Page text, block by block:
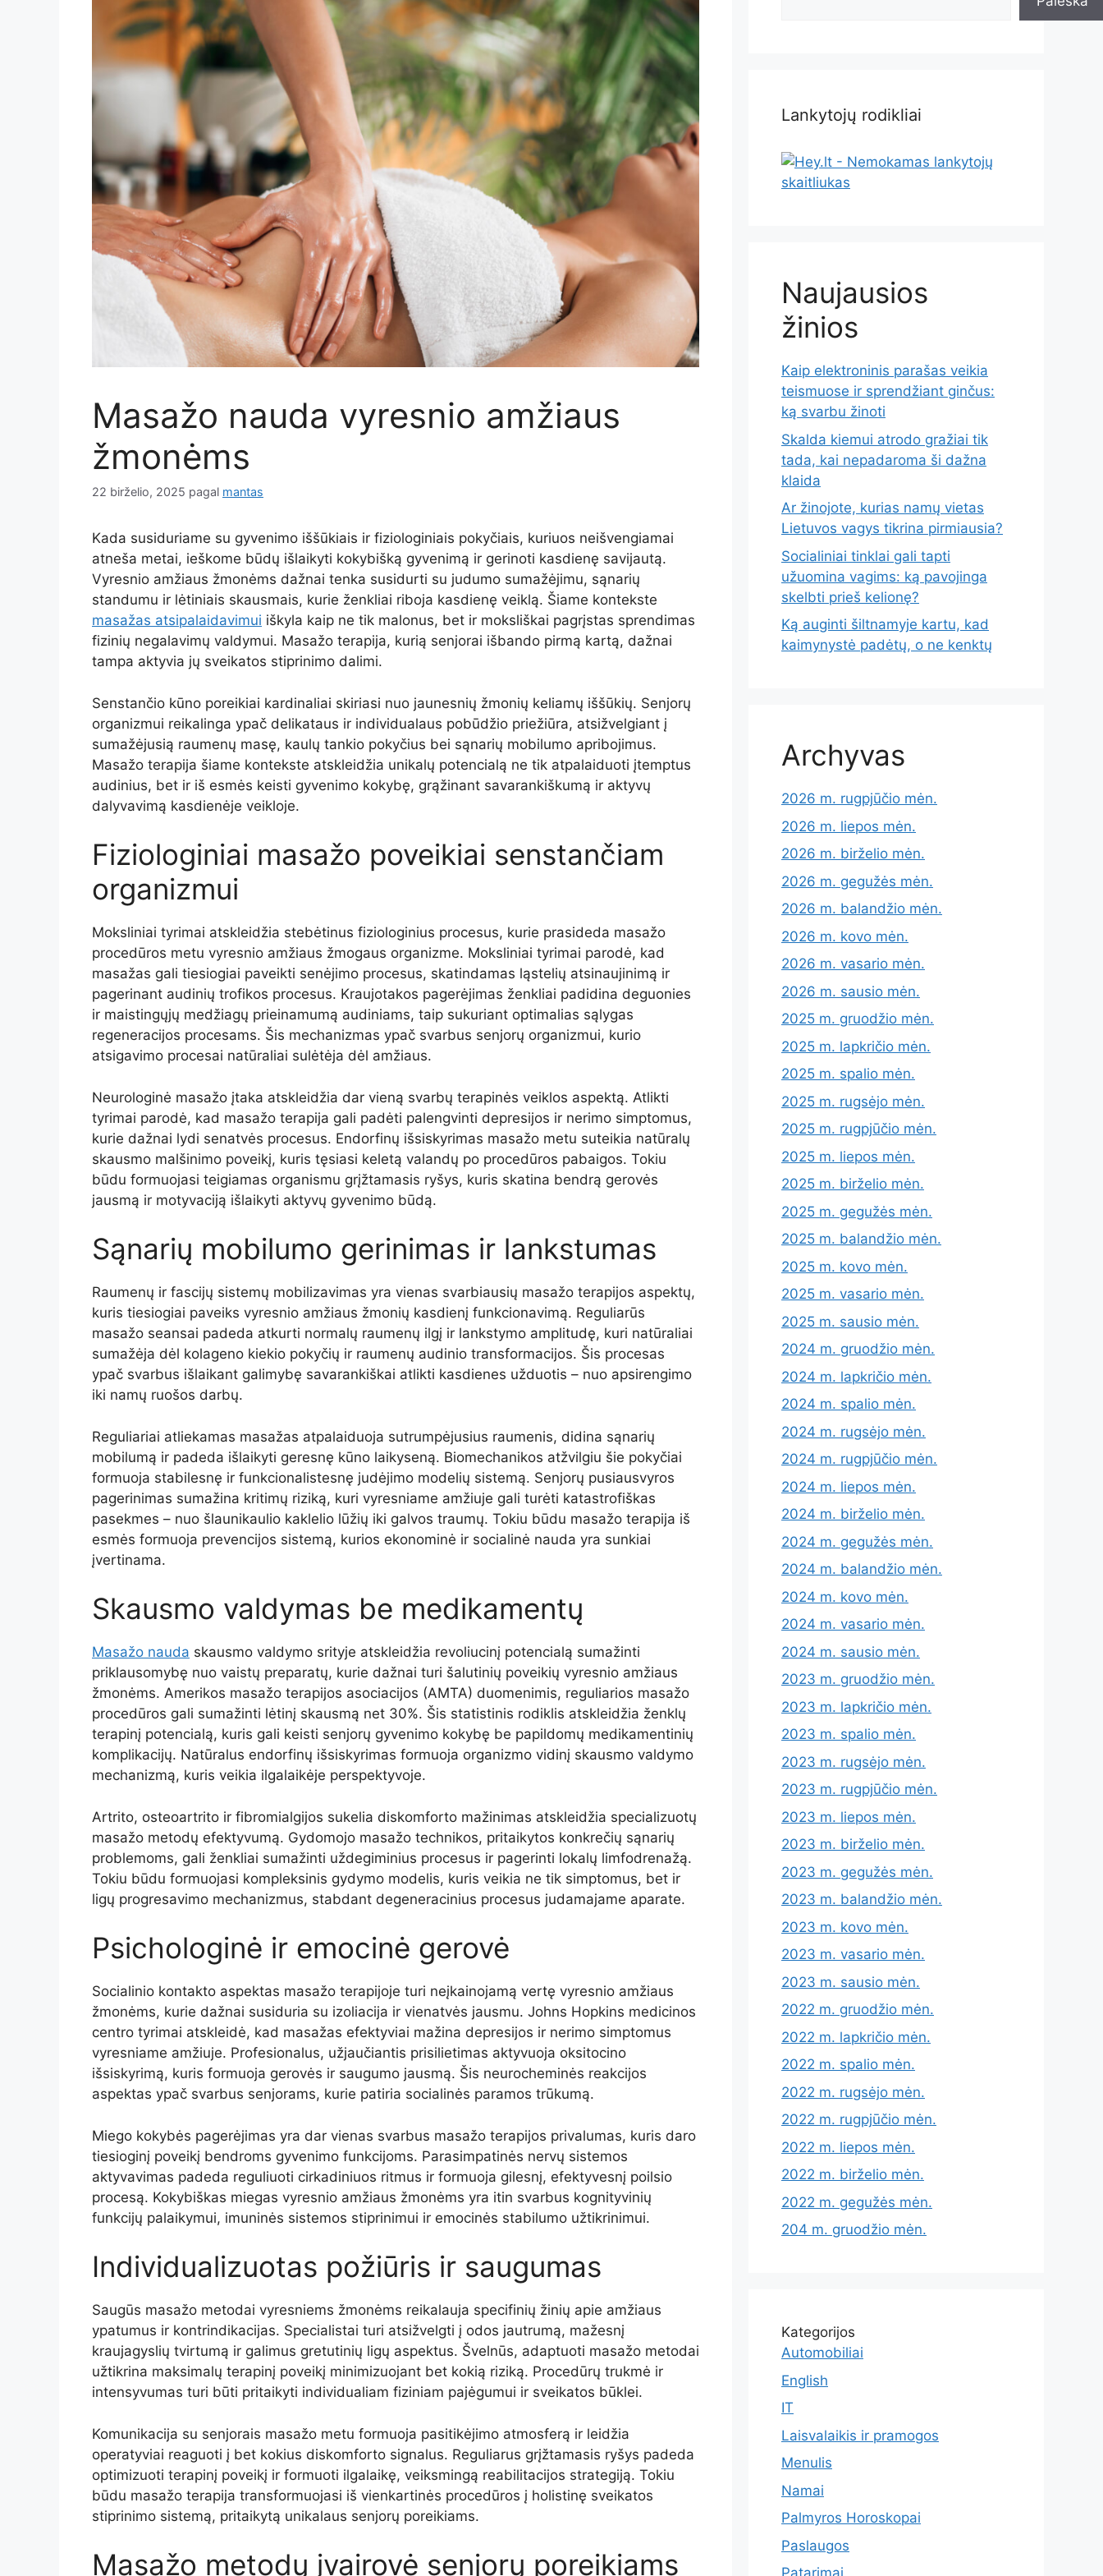
Masažo nauda vyresnio amžiaus
žmonėms
22 birželio, 2025 pagal mantas
Kada susiduriame su gyvenimo iššūkiais ir fiziologiniais pokyčiais, kuriuos neišvengiamai
atneša metai, ieškome būdų išlaikyti kokybišką gyvenimą ir gerinoti kasdienę savijautą.
Vyresnio amžiaus žmonėms dažnai tenka susidurti su judumo sumažėjimu, sąnarių
standumu ir lėtiniais skausmais, kurie ženkliai riboja kasdienę veiklą. Šiame kontekste
masažas atsipalaidavimui iškyla kaip ne tik malonus, bet ir moksliškai pagrįstas sprendimas
fizinių negalavimų valdymui. Masažo terapija, kurią senjorai išbando pirmą kartą, dažnai
tampa aktyvia jų sveikatos stiprinimo dalimi.
Senstančio kūno poreikiai kardinaliai skiriasi nuo jaunesnių žmonių keliamų iššūkių. Senjorų
organizmui reikalinga ypač delikataus ir individualaus pobūdžio priežiūra, atsižvelgiant į
sumažėjusią raumenų masę, kaulų tankio pokyčius bei sąnarių mobilumo apribojimus.
Masažo terapija šiame kontekste atskleidžia unikalų potencialą ne tik atpalaiduoti įtemptus
audinius, bet ir iš esmės keisti gyvenimo kokybę, grąžinant savarankiškumą ir aktyvų
dalyvavimą kasdienėje veikloje.
Fiziologiniai masažo poveikiai senstančiam
organizmui
Moksliniai tyrimai atskleidžia stebėtinus fiziologinius procesus, kurie prasideda masažo
procedūros metu vyresnio amžiaus žmogaus organizme. Moksliniai tyrimai parodė, kad
masažas gali tiesiogiai paveikti senėjimo procesus, skatindamas ląstelių atsinaujinimą ir
pagerinant audinių trofikos procesus. Kraujotakos pagerėjimas ženkliai padidina deguonies
ir maistingųjų medžiagų prieinamumą audiniams, taip sukuriant optimalias sąlygas
regeneracijos procesams. Šis mechanizmas ypač svarbus senjorų organizmui, kurio
atsigavimo procesai natūraliai sulėtėja dėl amžiaus.
Neurologinė masažo įtaka atskleidžia dar vieną svarbų terapinės veiklos aspektą. Atlikti
tyrimai parodė, kad masažo terapija gali padėti palengvinti depresijos ir nerimo simptomus,
kurie dažnai lydi senatvės procesus. Endorfinų išsiskyrimas masažo metu suteikia natūralų
skausmo malšinimo poveikį, kuris tęsiasi keletą valandų po procedūros pabaigos. Tokiu
būdu formuojasi teigiamas organismu grįžtamasis ryšys, kuris skatina bendrą gerovės
jausmą ir motyvaciją išlaikyti aktyvų gyvenimo būdą.
Sąnarių mobilumo gerinimas ir lankstumas
Raumenų ir fascijų sistemų mobilizavimas yra vienas svarbiausių masažo terapijos aspektų,
kuris tiesiogiai paveiks vyresnio amžiaus žmonių kasdienį funkcionavimą. Reguliarūs
masažo seansai padeda atkurti normalų raumenų ilgį ir lankstymo amplitudę, kuri natūraliai
sumažėja dėl kolageno kiekio pokyčių ir raumenų audinio transformacijos. Šis procesas
ypač svarbus išlaikant galimybę savarankiškai atlikti kasdienes užduotis – nuo apsirengimo
iki namų ruošos darbų.
Reguliariai atliekamas masažas atpalaiduoja sutrumpėjusius raumenis, didina sąnarių
mobilumą ir padeda išlaikyti geresnę kūno laikyseną. Biomechanikos atžvilgiu šie pokyčiai
formuoja stabilesnę ir funkcionalistesnę judėjimo modelių sistemą. Senjorų pusiausvyros
pagerinimas sumažina kritimų riziką, kuri vyresniame amžiuje gali turėti katastrofiškas
pasekmes – nuo šlaunikaulio kaklelio lūžių iki galvos traumų. Tokiu būdu masažo terapija iš
esmės formuoja prevencijos sistemą, kurios ekonominė ir socialinė nauda yra sunkiai
įvertinama.
Skausmo valdymas be medikamentų
Masažo nauda skausmo valdymo srityje atskleidžia revoliucinį potencialą sumažinti
priklausomybę nuo vaistų preparatų, kurie dažnai turi šalutinių poveikių vyresnio amžiaus
žmonėms. Amerikos masažo terapijos asociacijos (AMTA) duomenimis, reguliarios masažo
procedūros gali sumažinti lėtinį skausmą net 30%. Šis statistinis rodiklis atskleidžia ženklų
terapinį potencialą, kuris gali keisti senjorų gyvenimo kokybę be papildomų medikamentinių
komplikacijų. Natūralus endorfinų išsiskyrimas formuoja organizmo vidinį skausmo valdymo
mechanizmą, kuris veikia ilgalaikėje perspektyvoje.
Artrito, osteoartrito ir fibromialgijos sukelia diskomforto mažinimas atskleidžia specializuotų
masažo metodų efektyvumą. Gydomojo masažo technikos, pritaikytos konkrečių sąnarių
problemoms, gali ženkliai sumažinti uždegiminius procesus ir pagerinti lokalų limfodrenažą.
Tokiu būdu formuojasi kompleksinis gydymo modelis, kuris veikia ne tik simptomus, bet ir
ligų progresavimo mechanizmus, stabdant degeneracinius procesus judamajame aparate.
Psichologinė ir emocinė gerovė
Socialinio kontakto aspektas masažo terapijoje turi neįkainojamą vertę vyresnio amžiaus
žmonėms, kurie dažnai susiduria su izoliacija ir vienatvės jausmu. Johns Hopkins medicinos
centro tyrimai atskleidė, kad masažas efektyviai mažina depresijos ir nerimo simptomus
vyresniame amžiuje. Profesionalus, užjaučiantis prisilietimas aktyvuoja oksitocino
išsiskyrimą, kuris formuoja gerovės ir saugumo jausmą. Šis neurocheminės reakcijos
aspektas ypač svarbus senjorams, kurie patiria socialinės paramos trūkumą.
Miego kokybės pagerėjimas yra dar vienas svarbus masažo terapijos privalumas, kuris daro
tiesioginį poveikį bendroms gyvenimo funkcijoms. Parasimpatinės nervų sistemos
aktyvavimas padeda reguliuoti cirkadiniuos ritmus ir formuoja gilesnį, efektyvesnį poilsio
procesą. Kokybiškas miegas vyresnio amžiaus žmonėms yra itin svarbus kognityvinių
funkcijų palaikymui, imuninės sistemos stiprinimui ir emocinės stabilumo užtikrinimui.
Individualizuotas požiūris ir saugumas
Saugūs masažo metodai vyresniems žmonėms reikalauja specifinių žinių apie amžiaus
ypatumus ir kontrindikacijas. Specialistai turi atsižvelgti į odos jautrumą, mažesnį
kraujagyslių tvirtumą ir galimus gretutinių ligų aspektus. Švelnūs, adaptuoti masažo metodai
užtikrina maksimalų terapinį poveikį minimizuojant bet kokią riziką. Procedūrų trukmė ir
intensyvumas turi būti pritaikyti individualiam fiziniam pajėgumui ir sveikatos būklei.
Komunikacija su senjorais masažo metu formuoja pasitikėjimo atmosferą ir leidžia
operatyviai reaguoti į bet kokius diskomforto signalus. Reguliarus grįžtamasis ryšys padeda
optimizuoti terapinį poveikį ir formuoti ilgalaikę, veiksmingą reabilitacijos strategiją. Tokiu
būdu masažo terapija transformuojasi iš vienkartinės procedūros į holistinę sveikatos
stiprinimo sistemą, pritaikytą unikalaus senjorų poreikiams.
Masažo metodų įvairovė senjorų poreikiams
Lankytojų rodikliai
Naujausios
žinios
Kaip elektroninis parašas veikia
teismuose ir sprendžiant ginčus:
ką svarbu žinoti
Skalda kiemui atrodo gražiai tik
tada, kai nepadaroma ši dažna
klaida
Ar žinojote, kurias namų vietas
Lietuvos vagys tikrina pirmiausia?
Socialiniai tinklai gali tapti
užuomina vagims: ką pavojinga
skelbti prieš kelionę?
Ką auginti šiltnamyje kartu, kad
kaimynystė padėtų, o ne kenktų
Archyvas
2026 m. rugpjūčio mėn.
2026 m. liepos mėn.
2026 m. birželio mėn.
2026 m. gegužės mėn.
2026 m. balandžio mėn.
2026 m. kovo mėn.
2026 m. vasario mėn.
2026 m. sausio mėn.
2025 m. gruodžio mėn.
2025 m. lapkričio mėn.
2025 m. spalio mėn.
2025 m. rugsėjo mėn.
2025 m. rugpjūčio mėn.
2025 m. liepos mėn.
2025 m. birželio mėn.
2025 m. gegužės mėn.
2025 m. balandžio mėn.
2025 m. kovo mėn.
2025 m. vasario mėn.
2025 m. sausio mėn.
2024 m. gruodžio mėn.
2024 m. lapkričio mėn.
2024 m. spalio mėn.
2024 m. rugsėjo mėn.
2024 m. rugpjūčio mėn.
2024 m. liepos mėn.
2024 m. birželio mėn.
2024 m. gegužės mėn.
2024 m. balandžio mėn.
2024 m. kovo mėn.
2024 m. vasario mėn.
2024 m. sausio mėn.
2023 m. gruodžio mėn.
2023 m. lapkričio mėn.
2023 m. spalio mėn.
2023 m. rugsėjo mėn.
2023 m. rugpjūčio mėn.
2023 m. liepos mėn.
2023 m. birželio mėn.
2023 m. gegužės mėn.
2023 m. balandžio mėn.
2023 m. kovo mėn.
2023 m. vasario mėn.
2023 m. sausio mėn.
2022 m. gruodžio mėn.
2022 m. lapkričio mėn.
2022 m. spalio mėn.
2022 m. rugsėjo mėn.
2022 m. rugpjūčio mėn.
2022 m. liepos mėn.
2022 m. birželio mėn.
2022 m. gegužės mėn.
204 m. gruodžio mėn.
Kategorijos
Automobiliai
English
IT
Laisvalaikis ir pramogos
Menulis
Namai
Palmyros Horoskopai
Paslaugos